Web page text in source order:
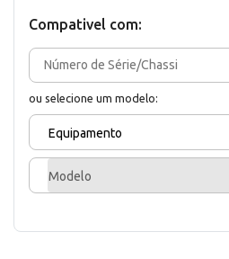
Compativel com:
ou selecione um modelo:
Equipamento
Modelo